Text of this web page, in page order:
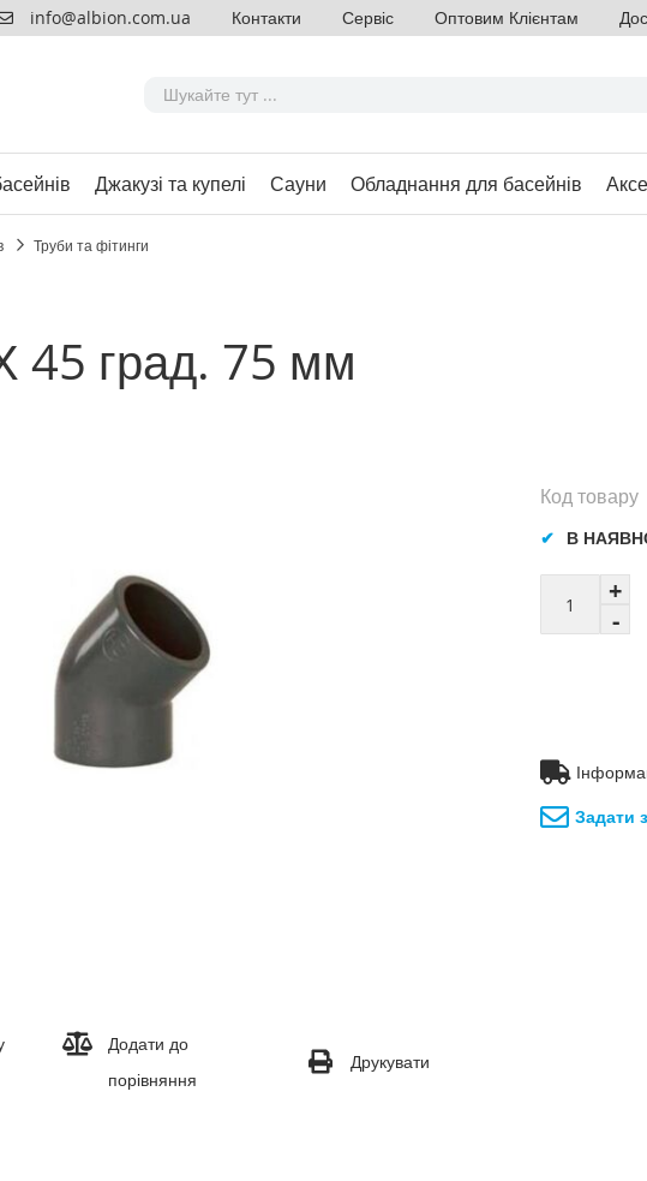
info@albion.com.ua Контакти Сервіс Оптовим Клієнтам
Джакузі та купелі Сауни Обладнання для басейнів
Труби та фітинги
45 град. 75 мм
Додати до
порівняння
Друкувати
В
Код товару
Задати